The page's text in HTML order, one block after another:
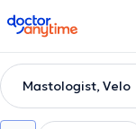
doctoranytime
Mastologist, Velo